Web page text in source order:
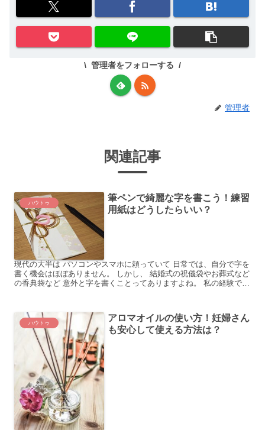
管理者をフォローする
管理者
関連記事
ハウトゥ
筆ペンで綺麗な字を書こう！練習
用紙はどうしたらいい？
現代の大半は パソコンやスマホに頼っていて 日常では、自分で字を
書く機会はほぼありません。 しかし、 結婚式の祝儀袋やお葬式など
の香典袋など 意外と字を書くことってありますよね。 私の経験で
ハウトゥ
アロマオイルの使い方！妊婦さん
も安心して使える方法は？